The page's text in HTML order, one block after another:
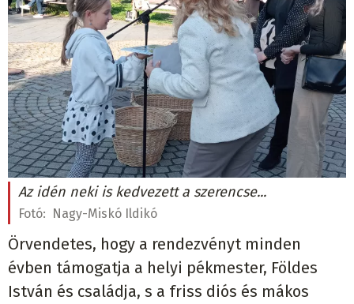
Az idén neki is kedvezett a szerencse...
Fotó: Nagy-Miskó Ildikó
Örvendetes, hogy a rendezvényt minden
évben támogatja a helyi pékmester, Földes
István és családja, s a friss diós és mákos